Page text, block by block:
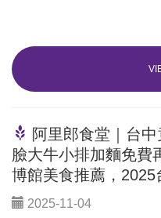
阿里郎食堂｜台
臉大牛小排加麵免費
博館美食推薦，
2025-11-04